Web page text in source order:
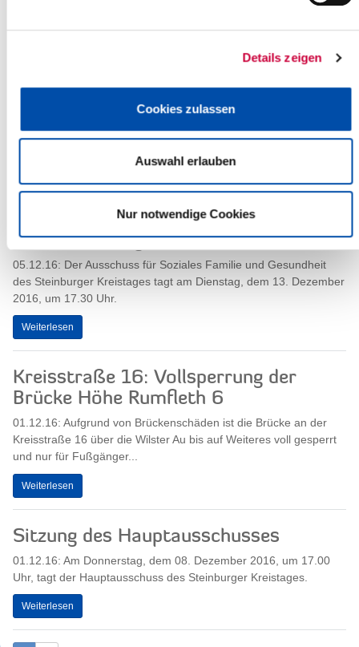
Details zeigen
Cookies zulassen
Auswahl erlauben
Nur notwendige Cookies
Führerscheinstelle am 16. Dezember
teilweise geschlossen
06.12.16: Am Freitag, dem 16. Dezember 2016, nehmen die
Fortbildung teil. Die...
Ausschuss für Soziales Familie und
Gesundheit tagt
05.12.16: Der Ausschuss für Soziales Familie und Gesundheit
des Steinburger Kreistages tagt am Dienstag, dem 13. Dezember
2016, um 17.30 Uhr.
Weiterlesen
Kreisstraße 16: Vollsperrung der
Brücke Höhe Rumfleth 6
01.12.16: Aufgrund von Brückenschäden ist die Brücke an der
Kreisstraße 16 über die Wilster Au bis auf Weiteres voll gesperrt
und nur für Fußgänger...
Weiterlesen
Sitzung des Hauptausschusses
01.12.16: Am Donnerstag, dem 08. Dezember 2016, um 17.00
Uhr, tagt der Hauptausschuss des Steinburger Kreistages.
Weiterlesen